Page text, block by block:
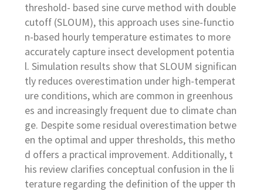
threshold- based sine curve method with double
cutoff (SLOUM), this approach uses sine-functio
n-based hourly temperature estimates to more
accurately capture insect development potentia
l. Simulation results show that SLOUM significan
tly reduces overestimation under high-temperat
ure conditions, which are common in greenhous
es and increasingly frequent due to climate chan
ge. Despite some residual overestimation betwe
en the optimal and upper thresholds, this metho
d offers a practical improvement. Additionally, t
his review clarifies conceptual confusion in the li
terature regarding the definition of the upper th